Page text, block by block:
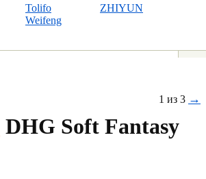
Tolifo
Weifeng
ZHIYUN
1 из 3 →
DHG Soft Fantasy